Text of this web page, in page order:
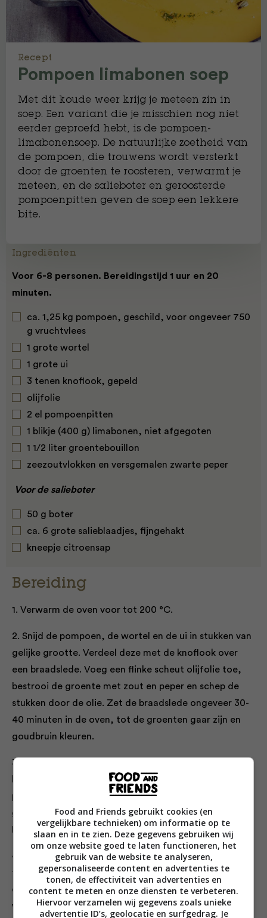
Recept
Pompoen limabonen soep
Met dit koude weer krijg je meteen zin in
soep. Een variant die je misschien nog niet
eerder geproefd hebt, is de pompoen-
limabonensoep. De natuurlijke zoetheid van
de pompoen, die trouwens wordt versterkt
door de groenten te roosteren, verwarmt je
meteen, en de salieboter en geroosterde
pompoenpitten geven de soep een lekkere
bite.
Ingrediënten
Voor 6-8 personen. Bereidingstijd 1 uur en 20
minuten.
ca. 1,25 kg pompoen, geschild, voor ongeveer 750
g vruchtvlees
1 grote wortel
1 grote ui
3 tenen knoflook, gepeld
olijfolie
2 el pompoenpitten
1 blikje (400 g) limabonen, niet afgegoten
1 1/2 liter groentebouillon
zeezoutvlokken en versgemalen zwarte peper
Voor de salieboter
50 g boter
ca. 6 grote salieblaadjes, fijngehakt
kneepje citroensap
Bereiding
1. Verwarm de oven voor tot 200 °C.
2. Snijd de pompoen, de wortel en de ui in stukken van
gelijke grootte. Verdeel deze met de knoflook over
een braadslede. Voeg een flinke scheut olijfolie toe,
bestrooi de groente met zout en peper en schep de
stukken door de olie. Zet de braadslede ongeveer 30-
40 minuten in de oven, tot de groenten gaar zijn en
goudbruin kleuren.
3. Verwarm terwijl de groenten in de oven staan een
kleine koekenpan op middelhoog vuur. Doe de
pompoenpitten in de koekenpan en schep ze om tot ze
goudbruin kleuren en omhoog beginnen te springen.
Bestrooi ze met een beetje zout en zet ze apart.
4. Haal de braadslede uit de oven en zet hem op het
fornuis op hoog vuur. Voeg de bonen met het vocht en
de bouillon toe. Breng alles aan de kook en draai het
vuur laag. Laat het mengsel 5 minuten sudderen.
Food and Friends gebruikt cookies (en
vergelijkbare technieken) om informatie op te
slaan en in te zien. Deze gegevens gebruiken wij
om onze website goed te laten functioneren, het
gebruik van de website te analyseren,
gepersonaliseerde content en advertenties te
tonen, de effectiviteit van advertenties en
content te meten en onze diensten te verbeteren.
Hiervoor verzamelen wij gegevens zoals unieke
advertentie ID’s, geolocatie en surfgedrag. Je